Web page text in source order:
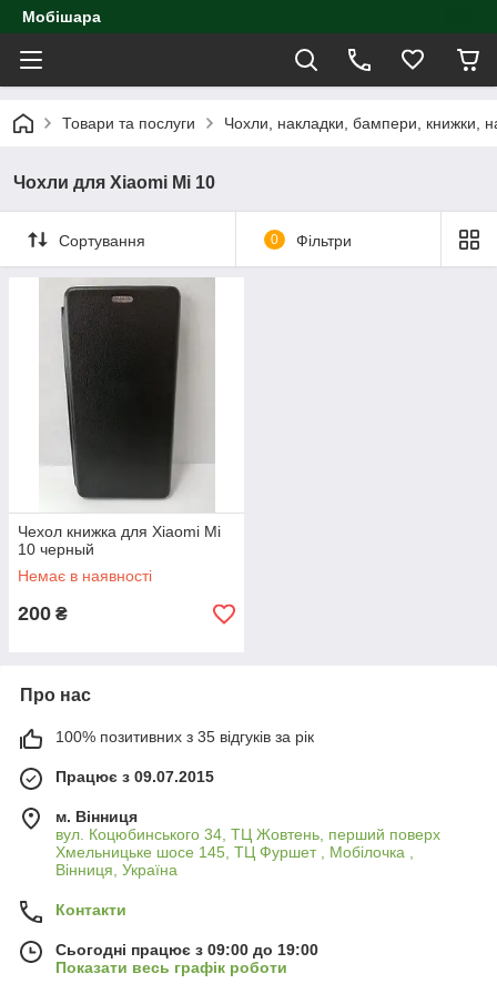
Мобішара
Товари та послуги Чохли, накладки, бампери, книжки,
Чохли для Xiaomi Mi 10
Сортування 0 Фільтри
Чехол книжка для Xiaomi Mi
10 черный
Немає в наявності
200 ₴
Про нас
100% позитивних з 35 відгуків за рік
Працює з 09.07.2015
м. Вінниця
вул. Коцюбинського 34, ТЦ Жовтень, перший поверх
Хмельницьке шосе 145, ТЦ Фуршет , Мобілочка ,
Вінниця, Україна
Контакти
Сьогодні працює з 09:00 до 19:00
Показати весь графік роботи